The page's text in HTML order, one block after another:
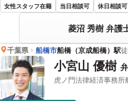
女性スタッフ在籍 当日相談可 休日相談可
菱沼 秀樹 弁護
千葉県 船橋市船橋（京成船橋）駅
小宮山 優樹
虎ノ門法律経済事務所